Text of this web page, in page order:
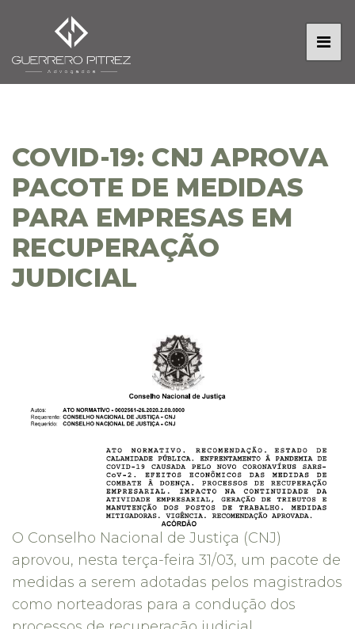
COVID-19: CNJ APROVA
PACOTE DE MEDIDAS
PARA EMPRESAS EM
RECUPERAÇÃO
JUDICIAL
O Conselho Nacional de Justiça (CNJ)
aprovou, nesta terça-feira 31/03, um pacote de
medidas a serem adotadas pelos magistrados
como norteadoras para a condução dos